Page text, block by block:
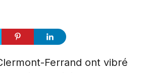
Ferrand ont vibré